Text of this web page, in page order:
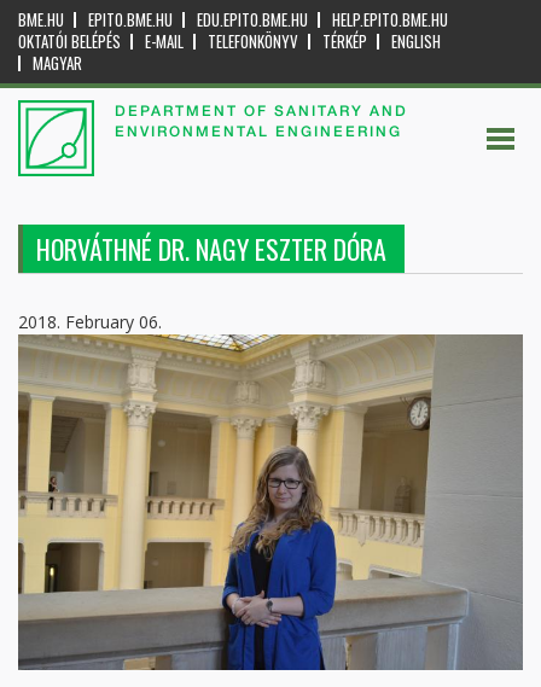
BME.HU EPITO.BME.HU EDU.EPITO.BME.HU
HELP.EPITO.BME.HU
OKTATÓI BELÉPÉS
E-MAIL TELEFONKÖNYV TÉRKÉP
ENGLISH
MAGYAR
DEPARTMENT OF SANITARY AND
ENVIRONMENTAL ENGINEERING
HORVÁTHNÉ DR. NAGY ESZTER DÓRA
2018. February 06.